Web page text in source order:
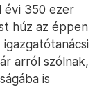
évi 350 ezer
húz az éppen
arról szólnak,
is